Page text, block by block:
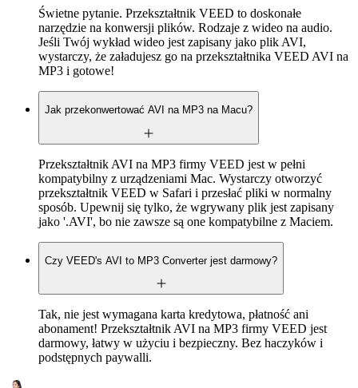
Świetne pytanie. Przekształtnik VEED to doskonałe
narzędzie na konwersji plików. Rodzaje z wideo na audio.
Jeśli Twój wykład wideo jest zapisany jako plik AVI,
wystarczy, że załadujesz go na przekształtnika VEED AVI na
MP3 i gotowe!
Jak przekonwertować AVI na MP3 na Macu?
Przekształtnik AVI na MP3 firmy VEED jest w pełni
kompatybilny z urządzeniami Mac. Wystarczy otworzyć
przekształtnik VEED w Safari i przesłać pliki w normalny
sposób. Upewnij się tylko, że wgrywany plik jest zapisany
jako '.AVI', bo nie zawsze są one kompatybilne z Maciem.
Czy VEED's AVI to MP3 Converter jest darmowy?
Tak, nie jest wymagana karta kredytowa, płatność ani
abonament! Przekształtnik AVI na MP3 firmy VEED jest
darmowy, łatwy w użyciu i bezpieczny. Bez haczyków i
podstępnych paywalli.